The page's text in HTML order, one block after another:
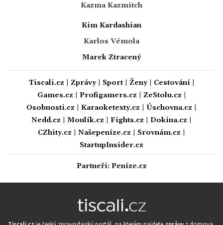
Kazma Kazmitch
Kim Kardashian
Karlos Vémola
Marek Ztracený
Tiscali.cz Zprávy| Sport| Ženy| Cestování|
Games.cz
Profigamers.cz ZeStolu.cz
Osobnosti.cz
Karaoketexty.cz Úschovna.cz
Nedd.cz
Moulík.cz Fights.cz Dokina.cz
CZhity.cz
Našepeníze.cz Srovnám.cz
StartupInsider.cz
Partneři: Peníze.cz